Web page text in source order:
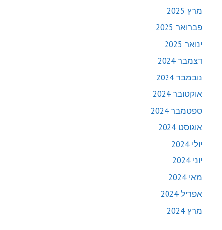
מרץ 2025
פברואר 2025
ינואר 2025
דצמבר 2024
נובמבר 2024
אוקטובר 2024
ספטמבר 2024
אוגוסט 2024
יולי 2024
יוני 2024
מאי 2024
אפריל 2024
מרץ 2024